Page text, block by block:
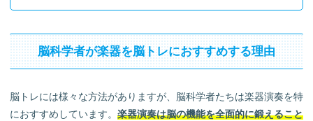
指の運動による効果
楽譜の読解による効果
楽器演奏の楽しさとやり達成感
老化を防ぐ効果があるとされる楽器
脳科学者が楽器を脳トレにおすすめする理由
脳トレには様々な方法がありますが、脳科学者たちは楽器演奏を特
におすすめしています。 楽器演奏は脳の機能を全面的に鍛えること